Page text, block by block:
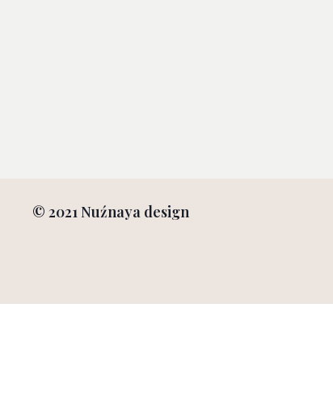
© 2021 Nuźnaya design